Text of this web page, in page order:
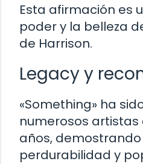
Esta afirmación es
poder y la belleza
de Harrison.
Legacy y
«Something» ha
numerosos artistas
años, demostrando
perdurabilidad y